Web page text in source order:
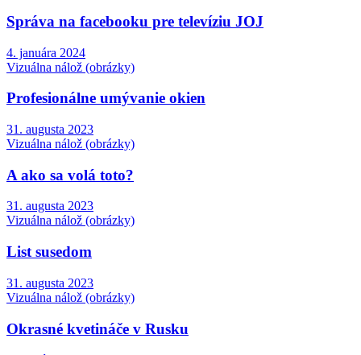
Správa na facebooku pre televíziu JOJ
4. januára 2024
Vizuálna nálož (obrázky)
Profesionálne umývanie okien
31. augusta 2023
Vizuálna nálož (obrázky)
A ako sa volá toto?
31. augusta 2023
Vizuálna nálož (obrázky)
List susedom
31. augusta 2023
Vizuálna nálož (obrázky)
Okrasné kvetináče v Rusku